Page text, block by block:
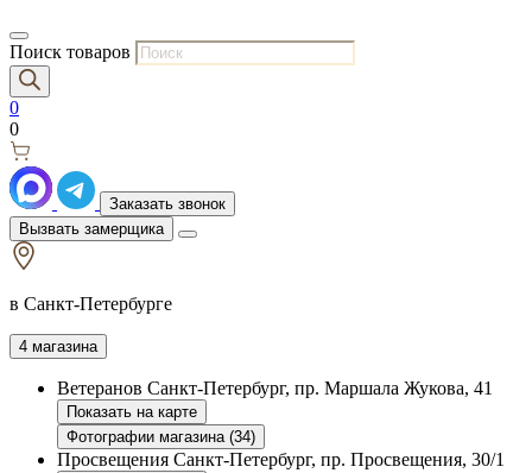
Поиск товаров
0
0
Заказать звонок
Вызвать замерщика
в Санкт-Петербурге
4 магазина
Ветеранов Санкт-Петербург, пр. Маршала Жукова, 41
Показать на карте
Фотографии магазина (34)
Просвещения Санкт-Петербург, пр. Просвещения, 30/1